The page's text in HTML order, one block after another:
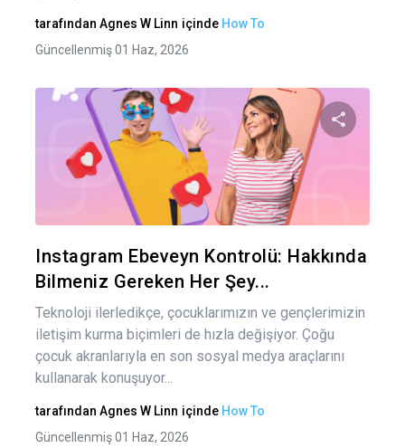
tarafından Agnes W Linn içinde How To
Güncellenmiş 01 Haz, 2026
Instagram Ebeveyn Kontrolü: Hakkında
Bilmeniz Gereken Her Şey...
Teknoloji ilerledikçe, çocuklarımızın ve gençlerimizin
iletişim kurma biçimleri de hızla değişiyor. Çoğu
çocuk akranlarıyla en son sosyal medya araçlarını
kullanarak konuşuyor...
tarafından Agnes W Linn içinde How To
Güncellenmiş 01 Haz, 2026